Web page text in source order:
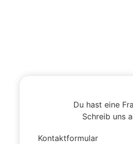
Du hast eine
Schreib uns
Kontaktformular